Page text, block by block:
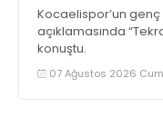
Kocaelispor’un
açıklamasında
konuştu.
07 Ağustos 2026